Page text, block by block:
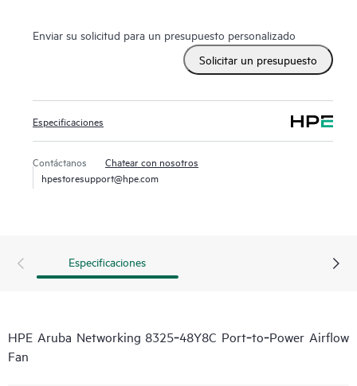
Enviar su solicitud para un presupuesto personalizado
Solicitar un presupuesto
Especificaciones
Contáctanos
Chatear con nosotros
hpestoresupport@hpe.com
Especificaciones
HPE Aruba Networking 8325‑48Y8C Port‑to‑Power Airflow
Fan